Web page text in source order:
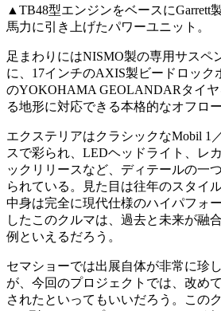
▲TB48型エンジンをベースにGarrett
馬力に引き上げたパワーユニット。
足まわりにはNISMO製の専用サスペ
に、17インチのAXIS製ビードロック
のYOKOHAMA GEOLANDARタイ
る地形に対応できる本格的なオフロ
エクステリアはクラシックなMobil 1
スで彩られ、LEDヘッドライト、レ
ックリリースなど、ディテールの一
られている。見た目は往年のスタイ
中身は完全に現代仕様のハイパフォ
したこのクルマは、過去と未来が融
例といえるだろう。
セマショーでは出展自体が非常に珍
が、今回のプロジェクトでは、改め
されたといってもいいだろう。この